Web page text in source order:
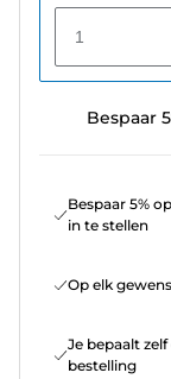
1
Bespaar
Bespaar 5%
in te stellen
Op elk
Je bepaalt
bestelling